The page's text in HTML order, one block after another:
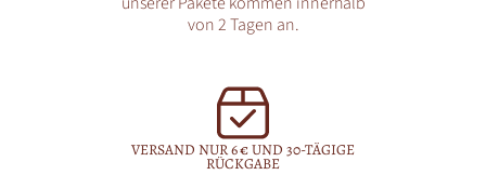
von 2 Tagen an.
VERSAND NUR 6 € UND 30-TÄGIGE
RÜCKGABE